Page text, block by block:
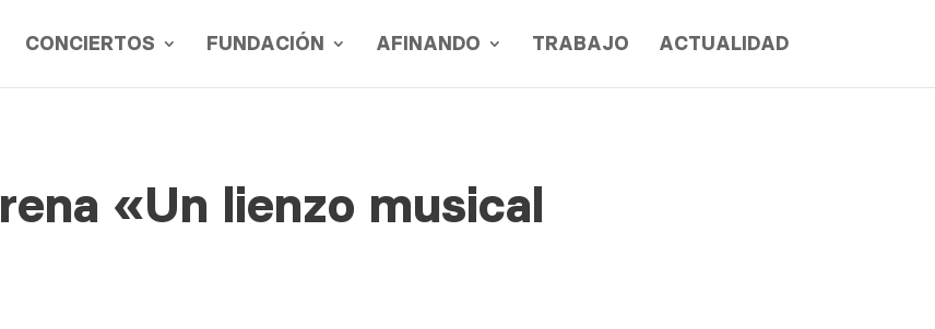
CONCIERTOS FUNDACIÓN AFINANDO TRABAJO ACTUALIDAD
«Un lienzo musical